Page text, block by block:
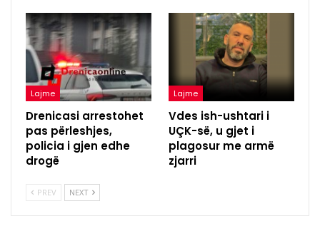
Lajme
Drenicasi arrestohet
pas përleshjes,
policia i gjen edhe
drogë
Lajme
Vdes ish-ushtari i
UÇK-së, u gjet i
plagosur me armë
zjarri
PREV NEXT